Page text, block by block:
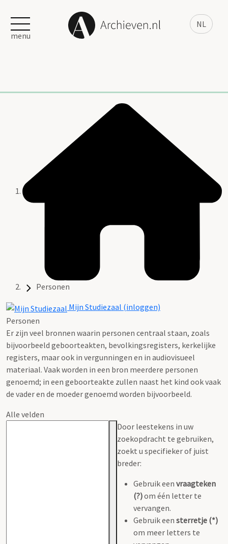
NL
menu
Personen
Mijn Studiezaal (inloggen)
Personen
Er zijn veel bronnen waarin personen centraal staan, zoals
bijvoorbeeld geboorteakten, bevolkingsregisters, kerkelijke
registers, maar ook in vergunningen en in audiovisueel
materiaal. Vaak worden in een bron meerdere personen
genoemd; in een geboorteakte zullen naast het kind ook vaak
de vader en de moeder genoemd worden bijvoorbeeld.
Alle velden
Door leestekens in uw
zoekopdracht te gebruiken,
zoekt u specifieker of juist
breder:
Gebruik een vraagteken
(?)om één letter te
vervangen.
Gebruik een sterretje (*)
om meer letters te